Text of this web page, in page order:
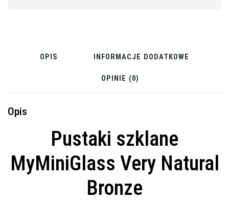
OPIS INFORMACJE DODATKOWE
OPINIE (0)
Opis
Pustaki szklane
MyMiniGlass Very Natural
Bronze